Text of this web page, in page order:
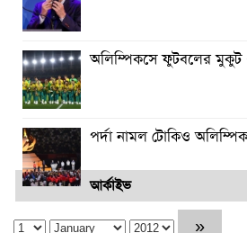
অলিম্পিকসে ফুটবলের মুকুট
পর্দা নামল টোকিও
আর্কাইভ